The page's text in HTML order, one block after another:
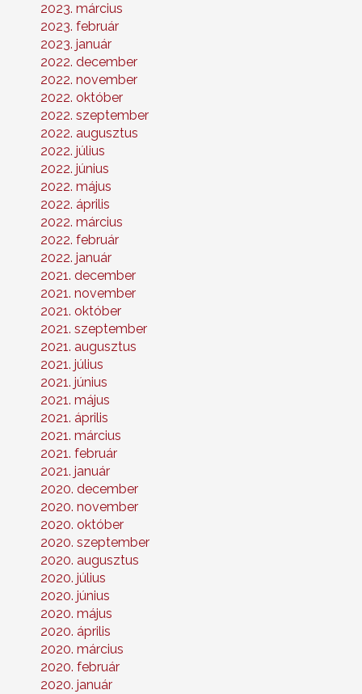
2023. március
2023. február
2023. január
2022. december
2022. november
2022. október
2022. szeptember
2022. augusztus
2022. július
2022. június
2022. május
2022. április
2022. március
2022. február
2022. január
2021. december
2021. november
2021. október
2021. szeptember
2021. augusztus
2021. július
2021. június
2021. május
2021. április
2021. március
2021. február
2021. január
2020. december
2020. november
2020. október
2020. szeptember
2020. augusztus
2020. július
2020. június
2020. május
2020. április
2020. március
2020. február
2020. január